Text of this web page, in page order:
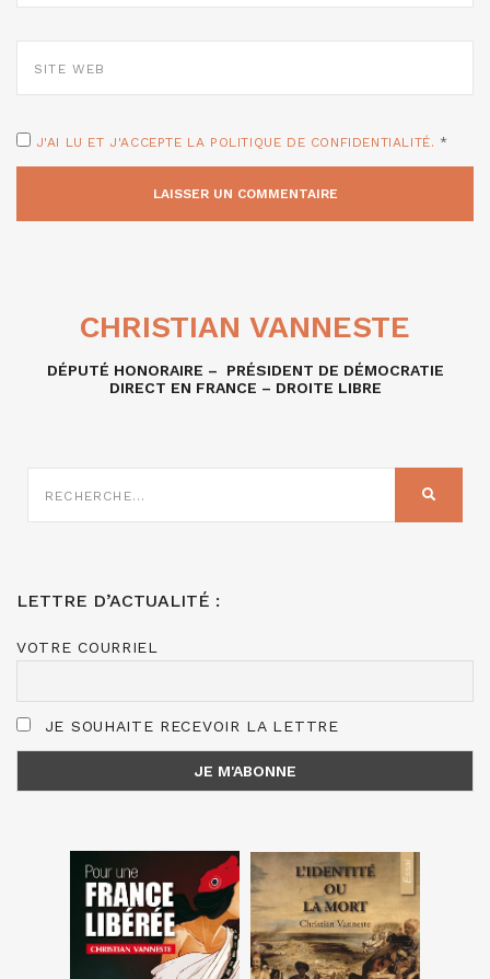
WEB
J'AI LU ET J'ACCEPTE LA POLITIQUE DE CONFIDENTIALITÉ. *
CHRISTIAN VANNESTE
DÉPUTÉ HONORAIRE – PRÉSIDENT DE DÉMOCRATIE
DIRECT EN FRANCE – DROITE LIBRE
SUR
LETTRE D’ACTUALITÉ :
VOTRE COURRIEL
JE SOUHAITE RECEVOIR LA LETTRE